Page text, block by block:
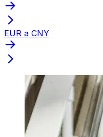
EUR a CNY